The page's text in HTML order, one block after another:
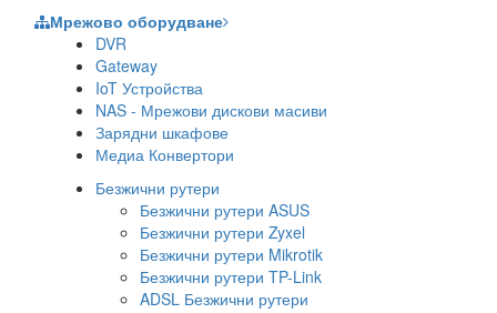
Мрежово оборудване
DVR
Gateway
IoT Устройства
NAS - Мрежови дискови масиви
Зарядни шкафове
Медиа Конвертори
Безжични рутери
Безжични рутери ASUS
Безжични рутери Zyxel
Безжични рутери Mikrotik
Безжични рутери TP-Link
ADSL Безжични рутери